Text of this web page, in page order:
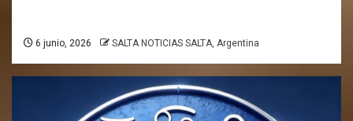
6 junio, 2026 SALTA NOTICIAS SALTA, Argentina